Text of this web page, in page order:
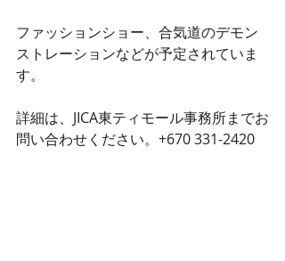
ファッションショー、合気道のデモン
ストレーションなどが予定されていま
す。
詳細は、JICA東ティモール事務所までお
問い合わせください。+670 331-2420